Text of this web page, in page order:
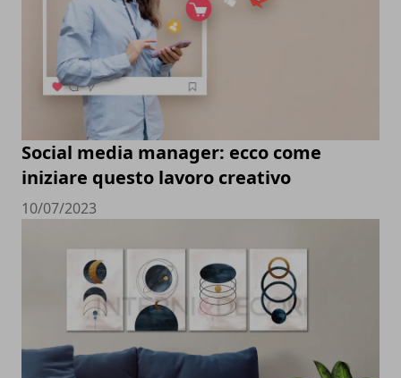
Social media manager: ecco come
iniziare questo lavoro creativo
10/07/2023